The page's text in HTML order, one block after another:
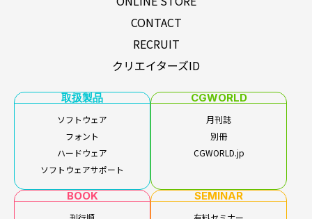
CONTACT
RECRUIT
クリエイターズID
取扱製品
ソフトウェア
フォント
ハードウェア
ソフトウェアサポート
CGWORLD
月刊誌
別冊
CGWORLD.jp
BOOK SEMINAR